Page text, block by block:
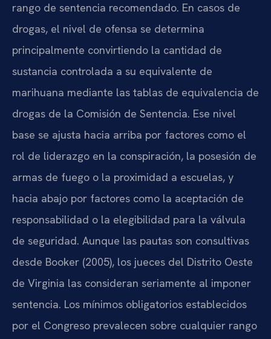
rango de sentencia recomendado. En casos de
drogas, el nivel de ofensa se determina
principalmente convirtiendo la cantidad de
sustancia controlada a su equivalente de
marihuana mediante las tablas de equivalencia de
drogas de la Comisión de Sentencia. Ese nivel
base se ajusta hacia arriba por factores como el
rol de liderazgo en la conspiración, la posesión de
armas de fuego o la proximidad a escuelas, y
hacia abajo por factores como la aceptación de
responsabilidad o la elegibilidad para la válvula
de seguridad. Aunque las pautas son consultivas
desde Booker (2005), los jueces del Distrito Oeste
de Virginia las consideran seriamente al imponer
sentencia. Los mínimos obligatorios establecidos
por el Congreso prevalecen sobre cualquier rango